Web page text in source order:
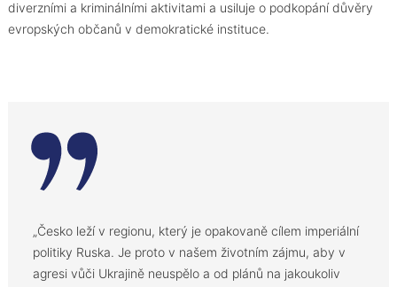
diverzními a kriminálními aktivitami a usiluje o podkopání důvěry
evropských občanů v demokratické instituce.
„Česko leží v regionu, který je opakovaně cílem imperiální
politiky Ruska. Je proto v našem životním zájmu, aby v
agresi vůči Ukrajině neuspělo a od plánů na jakoukoliv